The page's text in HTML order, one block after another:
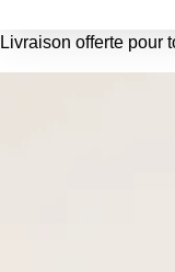
Livraison offerte pour